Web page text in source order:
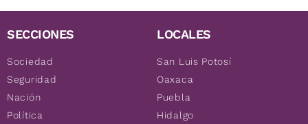
SECCIONES
Sociedad
Seguridad
Nación
Política
LOCALES
San Luis Potosí
Oaxaca
Puebla
Hidalgo